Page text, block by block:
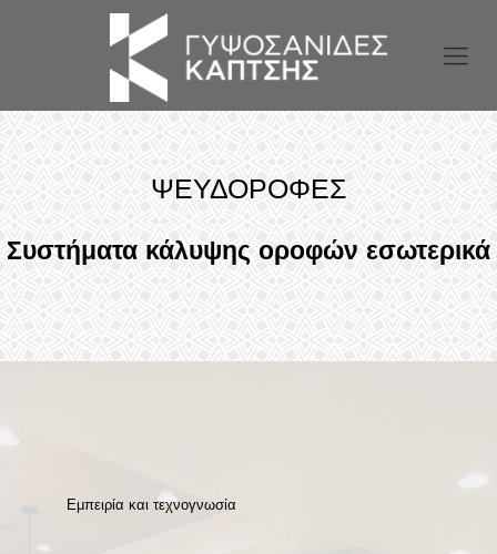
ΨΕΥΔΟΡΟΦΕΣ
Συστήματα κάλυψης οροφών εσωτερικά
Εμπειρία και τεχνογνωσία